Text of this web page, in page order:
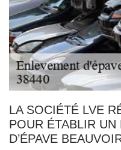
LA SOCIÉTÉ LVE
POUR ÉTABLIR
D’ÉPAVE